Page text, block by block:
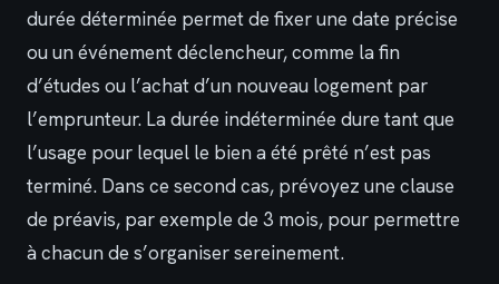
durée déterminée permet de fixer une date précise
ou un événement déclencheur, comme la fin
d’études ou l’achat d’un nouveau logement par
l’emprunteur. La durée indéterminée dure tant que
l’usage pour lequel le bien a été prêté n’est pas
terminé. Dans ce second cas, prévoyez une clause
de préavis, par exemple de 3 mois, pour permettre
à chacun de s’organiser sereinement.